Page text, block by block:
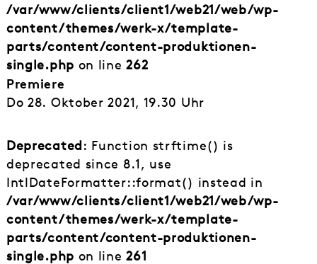
/var/www/clients/client1/web21/web/wp-
content/themes/werk-x/template-
parts/content/content-produktionen-
single.php on line262
Premiere
Do 28. Oktober 2021, 19.30 Uhr
Deprecated: Function strftime() is
deprecated since 8.1, use
IntlDateFormatter::format() instead in
/var/www/clients/client1/web21/web/wp-
content/themes/werk-x/template-
parts/content/content-produktionen-
single.php on line261